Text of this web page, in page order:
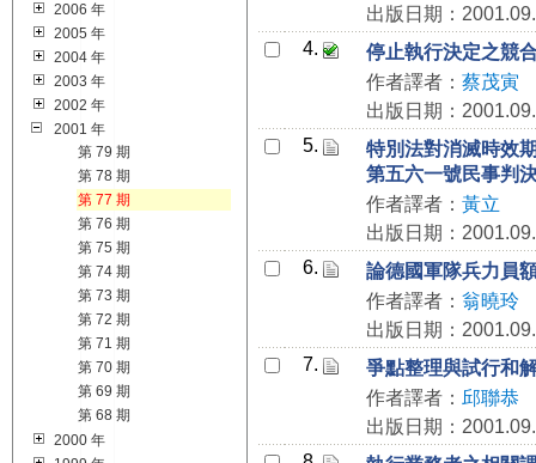
2006 年
2005 年
2004 年
2003 年
2002 年
2001 年
第 79 期
第 78 期
第 77 期
第 76 期
第 75 期
第 74 期
第 73 期
第 72 期
第 71 期
第 70 期
第 69 期
第 68 期
2000 年
出版日期：
4.
停止執行決定之競
作者譯者： 蔡茂寅
出版日期：
5.
特別法對消滅時效
第五六一號民事判
作者譯者： 黃立
出版日期：
6.
論德國軍隊兵力員
作者譯者： 翁曉玲
出版日期：
7.
爭點整理與試行和
作者譯者： 邱聯恭
出版日期：